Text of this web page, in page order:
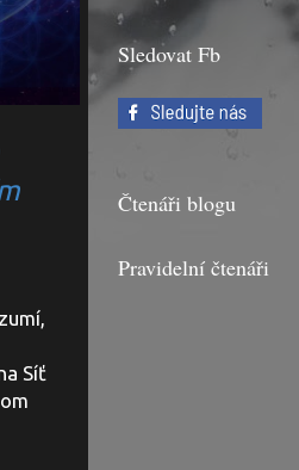
Síť
Sledovat Fb
Čtenáři blogu
Pravidelní čtenáři